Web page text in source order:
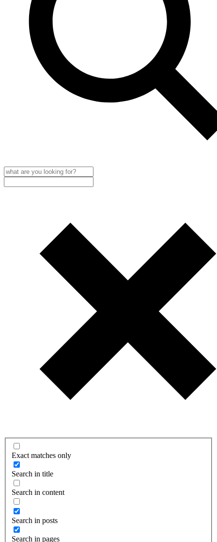
Exact matches only
Search in title
Search in content
Search in posts
Search in pages